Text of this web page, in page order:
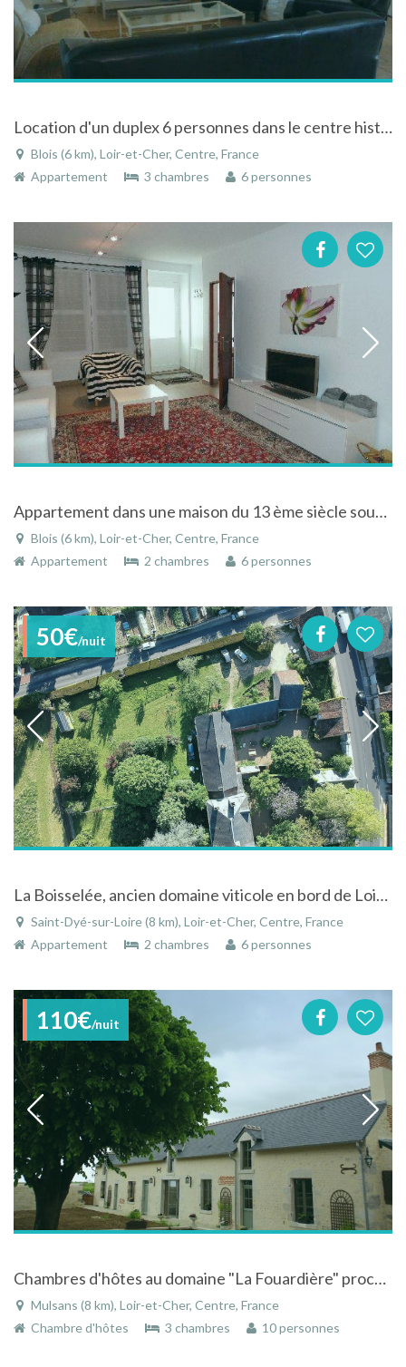
Location d'un duplex 6 personnes dans le centre historique de Blois en Loir-et-Cher
Blois (6 km), Loir-et-Cher, Centre, France
Appartement
3 chambres 6 personnes
Appartement dans une maison du 13 ème siècle sous le château de blois proche du centre de Blois
Blois (6 km), Loir-et-Cher, Centre, France
Appartement
2 chambres 6 personnes
50€/nuit
La Boisselée, ancien domaine viticole en bord de Loire / Proche Chateau Chambord
Saint-Dyé-sur-Loire (8 km), Loir-et-Cher, Centre, France
Appartement
2 chambres 6 personnes
110€/nuit
Chambres d'hôtes au domaine "La Fouardière" proche des châteaux de la Loire
Mulsans (8 km), Loir-et-Cher, Centre, France
Chambre d'hôtes
3 chambres 10 personnes